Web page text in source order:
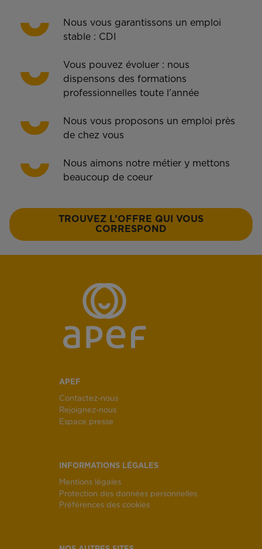
Nous vous garantissons un emploi
stable : CDI
Vous pouvez évoluer : nous
dispensons des formations
professionnelles toute l’année
Nous vous proposons un emploi près
de chez vous
Nous aimons notre métier y mettons
beaucoup de coeur
TROUVEZ L’OFFRE QUI VOUS
CORRESPOND
APEF
Contactez-nous
Rejoignez-nous
Espace presse
INFORMATIONS LÉGALES
Mentions légales
Protection des données personnelles
Préférences des cookies